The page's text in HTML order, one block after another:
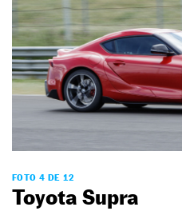
FOTO 4 DE 12
Toyota Supra